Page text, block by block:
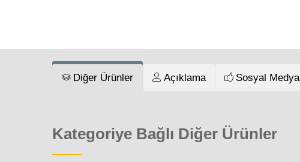
Diğer Ürünler Açıklama Sosyal Medya
Kategoriye Bağlı Diğer Ürünler